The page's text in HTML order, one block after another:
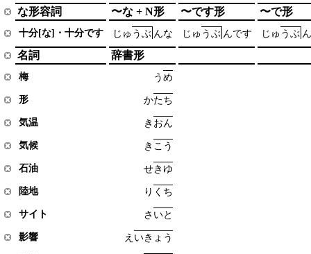
な形容詞 〜な + N形 〜です形 〜で形
十分[な]・十分です じ ゅ うぶ んな じ ゅ うぶ んです じ ゅ うぶ ん
名詞 辞書形
梅 うめ
形 かたち
気温 き おん
気候 き こ う
石油 せき ゆ
陸地 り く ち
サイト さ いと
影響 え いき ょ う